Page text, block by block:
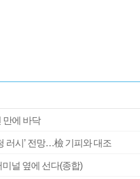
만에 바닥
러시’ 전망…檢 기피와 대조
널 옆에 선다(종합)